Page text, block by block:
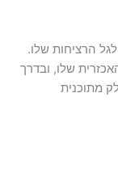
הרציחות שלו.
שלו, ובדרך
מתוכנית